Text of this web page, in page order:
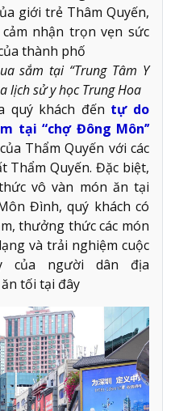
giới trẻ Thâm Quyến,
nhận trọn vẹn sức
thành phố
sắm tại “Trung Tâm Y
lịch sử y học Trung Hoa
quý khách đến tự do
tại “chợ Đông Môn’’
Thẩm Quyến với các
Thẩm Quyến. Đặc biệt,
vô vàn món ăn tại
Đình, quý khách có
thưởng thức các món
và trải nghiệm cuộc
của người dân địa
tối tại đây